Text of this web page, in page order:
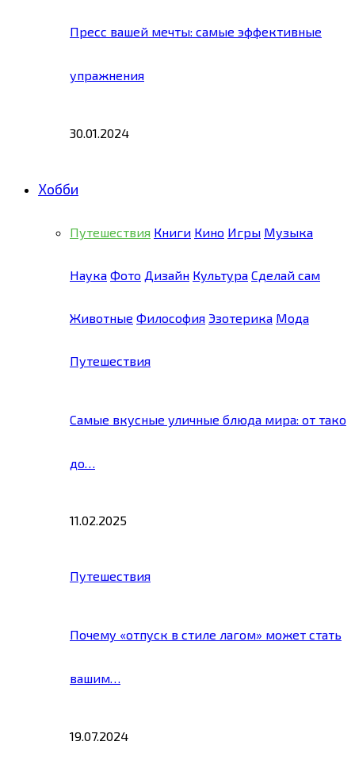
Пресс вашей мечты: самые эффективные
упражнения
30.01.2024
Хобби
Путешествия Книги Кино Игры Музыка
Наука Фото Дизайн Культура Сделай сам
Животные Философия Эзотерика Мода
Путешествия
Самые вкусные уличные блюда мира: от тако
до…
11.02.2025
Путешествия
Почему «отпуск в стиле лагом» может стать
вашим…
19.07.2024